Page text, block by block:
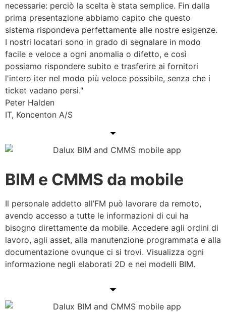
necessarie: perciò la scelta è stata semplice. Fin dalla
prima presentazione abbiamo capito che questo
sistema rispondeva perfettamente alle nostre esigenze.
I nostri locatari sono in grado di segnalare in modo
facile e veloce a ogni anomalia o difetto, e così
possiamo rispondere subito e trasferire ai fornitori
l'intero iter nel modo più veloce possibile, senza che i
ticket vadano persi."
Peter Halden
IT, Koncenton A/S
BIM e CMMS da mobile
Il personale addetto all’FM può lavorare da remoto,
avendo accesso a tutte le informazioni di cui ha
bisogno direttamente da mobile. Accedere agli ordini di
lavoro, agli asset, alla manutenzione programmata e alla
documentazione ovunque ci si trovi. Visualizza ogni
informazione negli elaborati 2D e nei modelli BIM.